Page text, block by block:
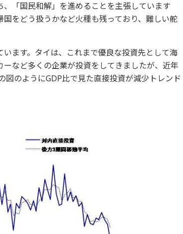
「国民和解」を進めることを主張しています
をどう扱うかなど火種も残っており、難しい舵
ます。タイは、これまで優良な投資先として海
など多くの企業が投資をしてきましたが、近年
のようにGDP比で見た直接投資が減少トレンド